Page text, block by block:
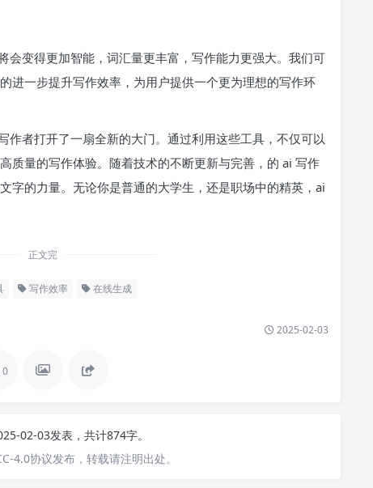
会变得更加智能，词汇量更丰富，写作能力更强大。我们可
进一步提升写作效率，为用户提供一个更为理想的写作环
作者打开了一扇全新的大门。通过利用这些工具，不仅可以
质量的写作体验。随着技术的不断更新与完善，的 ai 写作
字的力量。无论你是普通的大学生，还是职场中的精英，ai
正文完
写作效率 在线生成
2025-02-03
0
02-03发表，共计874字。
4.0协议发布，转载请注明出处。